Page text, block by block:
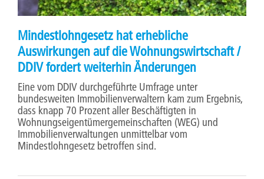
Mindestlohngesetz hat erhebliche
Auswirkungen auf die Wohnungswirtschaft /
DDIV fordert weiterhin Änderungen
Eine vom DDIV durchgeführte Umfrage unter
bundesweiten Immobilienverwaltern kam zum Ergebnis,
dass knapp 70 Prozent aller Beschäftigten in
Wohnungseigentümergemeinschaften (WEG) und
Immobilienverwaltungen unmittelbar vom
Mindestlohngesetz betroffen sind.